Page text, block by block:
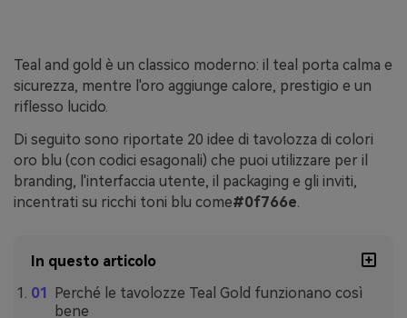
Teal and gold è un classico moderno: il teal porta calma e
sicurezza, mentre l'oro aggiunge calore, prestigio e un
riflesso lucido.
Di seguito sono riportate 20 idee di tavolozza di colori
oro blu (con codici esagonali) che puoi utilizzare per il
branding, l'interfaccia utente, il packaging e gli inviti,
incentrati su ricchi toni blu come#0f766e
In questo articolo
Perché le tavolozze Teal Gold funzionano così
bene